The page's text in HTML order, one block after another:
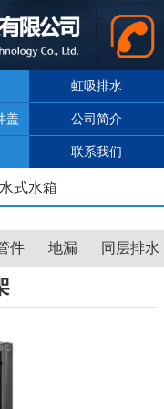
虹吸排水
盖 公司简介
联系我们
式水箱
件 地漏 同层排水